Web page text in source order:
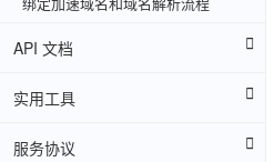
API 文档
实用工具
服务协议